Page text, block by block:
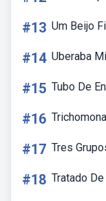
#13 Um Beijo
#14 Uberaba
#15 Tubo De
#16
#17 Tres
#18 Tratado